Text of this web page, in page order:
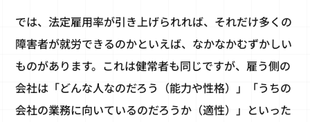
では、法定雇用率が引き上げられれば、それだけ多くの
障害者が就労できるのかといえば、なかなかむずかしい
ものがあります。これは健常者も同じですが、雇う側の
会社は「どんな人なのだろう（能力や性格）」「うちの
会社の業務に向いているのだろうか（適性）」といった